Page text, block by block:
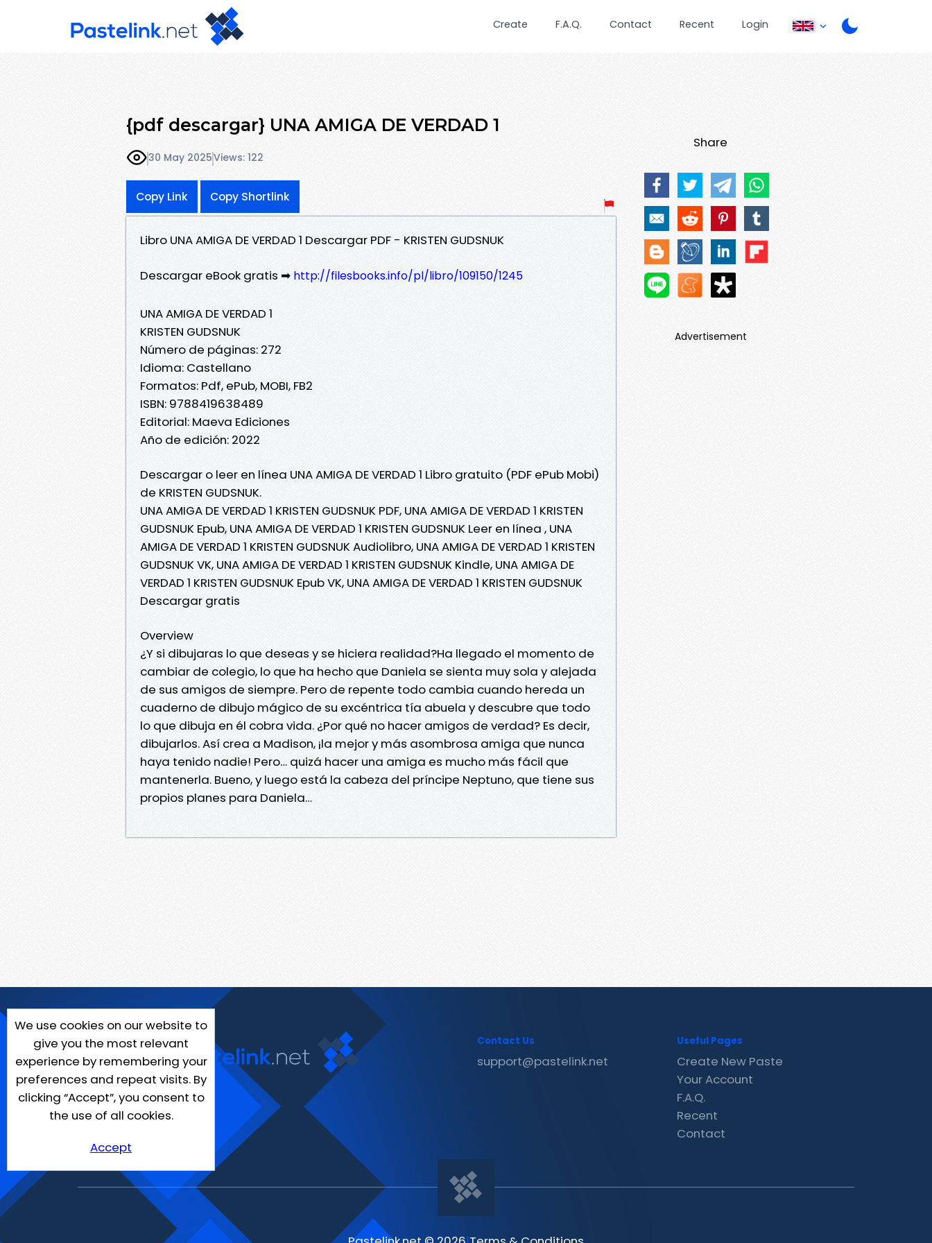
Create F.A.Q. Contact Recent Login
{pdf descargar} UNA AMIGA DE VERDAD 1
30 May 2025Views: 122
Copy Link Copy Shortlink
Libro UNA AMIGA DE VERDAD 1 Descargar PDF - KRISTEN GUDSNUK
Descargar eBook gratis ➡ http://filesbooks.info/pl/libro/109150/1245
UNA AMIGA DE VERDAD 1
KRISTEN GUDSNUK
Número de páginas: 272
Idioma: Castellano
Formatos: Pdf, ePub, MOBI, FB2
ISBN: 9788419638489
Editorial: Maeva Ediciones
Año de edición: 2022
Descargar o leer en línea UNA AMIGA DE VERDAD 1 Libro gratuito (PDF ePub Mobi)
de KRISTEN GUDSNUK.
UNA AMIGA DE VERDAD 1 KRISTEN GUDSNUK PDF, UNA AMIGA DE VERDAD 1 KRISTEN
GUDSNUK Epub, UNA AMIGA DE VERDAD 1 KRISTEN GUDSNUK Leer en línea , UNA
AMIGA DE VERDAD 1 KRISTEN GUDSNUK Audiolibro, UNA AMIGA DE VERDAD 1 KRISTEN
GUDSNUK VK, UNA AMIGA DE VERDAD 1 KRISTEN GUDSNUK Kindle, UNA AMIGA DE
VERDAD 1 KRISTEN GUDSNUK Epub VK, UNA AMIGA DE VERDAD 1 KRISTEN GUDSNUK
Descargar gratis
Overview
¿Y si dibujaras lo que deseas y se hiciera realidad?Ha llegado el momento de
cambiar de colegio, lo que ha hecho que Daniela se sienta muy sola y alejada
de sus amigos de siempre. Pero de repente todo cambia cuando hereda un
cuaderno de dibujo mágico de su excéntrica tía abuela y descubre que todo
lo que dibuja en él cobra vida. ¿Por qué no hacer amigos de verdad? Es decir,
dibujarlos. Así crea a Madison, ¡la mejor y más asombrosa amiga que nunca
haya tenido nadie! Pero… quizá hacer una amiga es mucho más fácil que
mantenerla. Bueno, y luego está la cabeza del príncipe Neptuno, que tiene sus
propios planes para Daniela…
Share
Advertisement
We use cookies on our website to
give you the most relevant
experience by remembering your
preferences and repeat visits. By
clicking “Accept”, you consent to
the use of all cookies.
Accept
Contact Us
support@pastelink.net
Useful Pages
Create New Paste
Your Account
F.A.Q.
Recent
Contact